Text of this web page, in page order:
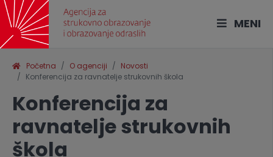
MENI
Početna O agenciji
Novosti
Konferencija za ravnatelje strukovnih škola
Konferencija za
ravnatelje strukovnih
škola